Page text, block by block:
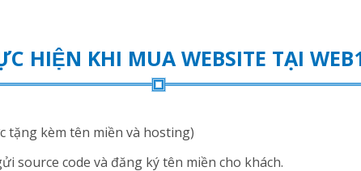
HIỆN KHI MUA WEBSITE TẠI
tặng kèm tên miền và hosting)
source code và đăng ký tên miền cho khách.